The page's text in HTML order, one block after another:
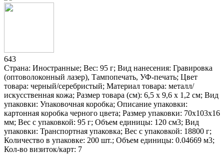
643
Страна: Иностранные; Вес: 95 г; Вид нанесения: Гравировка
(оптоволоконный лазер), Тампопечать, УФ-печать; Цвет
товара: черный/серебристый; Материал товара: металл/
искусственная кожа; Размер товара (см): 6,5 х 9,6 х 1,2 см; Вид
упаковки: Упаковочная коробка; Описание упаковки:
картонная коробка черного цвета; Размер упаковки: 70x103x16
мм; Вес с упаковкой: 95 г; Объем единицы: 120 см3; Вид
упаковки: Транспортная упаковка; Вес с упаковкой: 18800 г;
Количество в упаковке: 200 шт.; Объем единицы: 0.04669 м3;
Кол-во визиток/карт: 7